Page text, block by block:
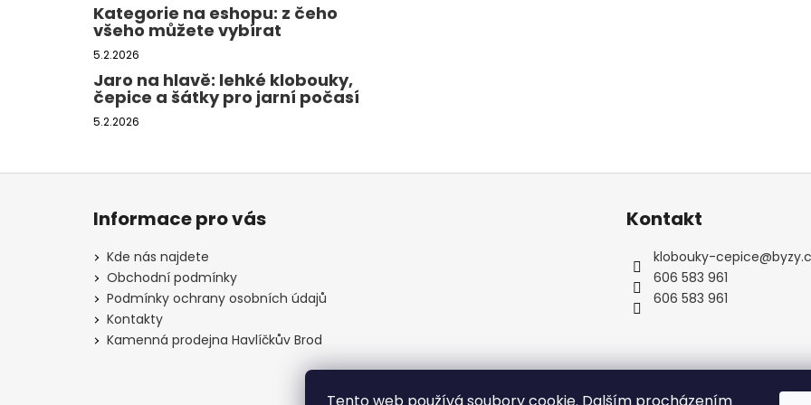
Kategorie na eshopu: z čeho
všeho můžete vybírat
5.2.2026
Jaro na hlavě: lehké klobouky,
čepice a šátky pro jarní počasí
5.2.2026
Z
Informace pro vás
Kde nás najdete
Obchodní podmínky
Podmínky ochrany osobních údajů
Kontakty
Kamenná prodejna Havlíčkův Brod
Kontakt
klobouky-cepice@
606 583 961
606 583 961